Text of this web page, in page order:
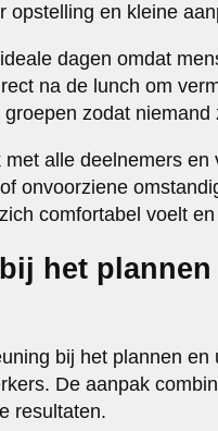
opstelling en kleine
dagen omdat
na de lunch om
zodat niemand
alle deelnemers
onvoorziene
comfortabel voelt
het
bij het plannen
De aanpak
resultaten.